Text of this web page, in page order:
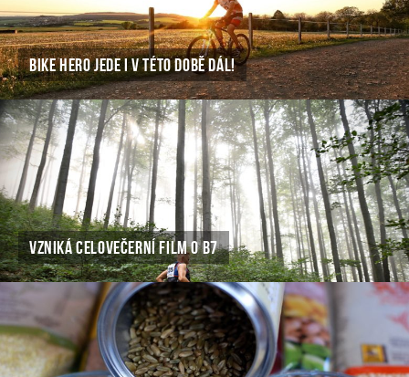
BIKE HERO JEDE I V TÉTO DOBĚ DÁL!
VZNIKÁ CELOVEČERNÍ FILM O B7